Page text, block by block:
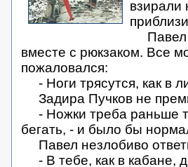
взирали
Павел
вместе с рюкзаком. Все
пожаловался:
- Ноги трясутся, как в
Задира Пучков не
- Ножки треба раньше
бегать, - и было бы
Павел незлобиво
- В тебе, как в кабане,